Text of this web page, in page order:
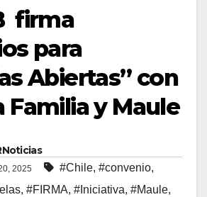
firma
para
Abiertas” con
Familia y Maule
2025 #Chile, #convenio,
, #FIRMA, #Iniciativa, #Maule,